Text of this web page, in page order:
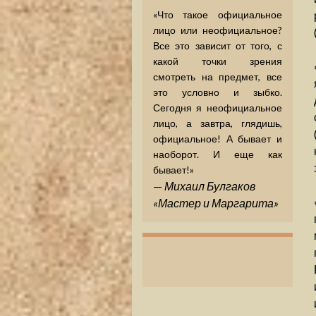
«Что такое официальное
лицо или неофициальное?
Все это зависит от того, с
какой точки зрения
смотреть на предмет, все
это условно и зыбко.
Сегодня я неофициальное
лицо, а завтра, глядишь,
официальное! А бывает и
наоборот. И еще как
бывает!»
— Михаил Булгаков
«Мастер и Маргарита»